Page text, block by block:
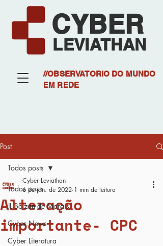
CYBER
LEVIATHAN
//OBSERVATORIO DO MUNDO
EM REDE
Post
Todos posts
JL Bolzan de Morais
Cyber News
Cyber Literatura
Todos posts
Alteração
importante- CPC
Cyber Leviathan
6 de jan. de 2022 1 min de leitura